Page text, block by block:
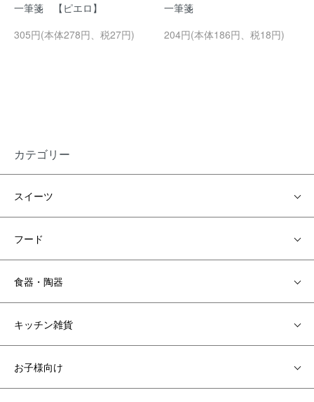
一筆箋 【ピエロ】
305円(本体278円、税27円)
一筆箋
204円(本体186円、税18円)
カテゴリー
スイーツ
フード
食器・陶器
キッチン雑貨
お子様向け